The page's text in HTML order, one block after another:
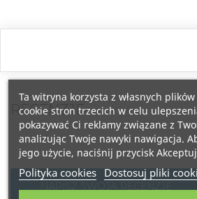
RECENZJE
NAPISZ SWOJĄ RECENZJĘ
Ta witryna korzysta z własnych
cookie stron trzecich w celu
pokazywać Ci reklamy związane z
analizując Twoje nawyki nawigacja.
jego użycie, naciśnij przycisk
Polityka cookies Dostosuj pliki